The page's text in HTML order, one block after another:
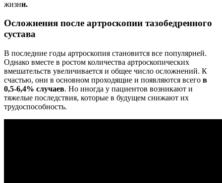
жизни.
Осложнения после артроскопии тазобедренного
сустава
В последние годы артроскопия становится все популярней.
Однако вместе в ростом количества артроскопических
вмешательств увеличивается и общее число осложнений. К
счастью, они в основном проходящие и появляются всего в
0,5-6,4% случаев. Но иногда у пациентов возникают и
тяжелые последствия, которые в будущем снижают их
трудоспособность.